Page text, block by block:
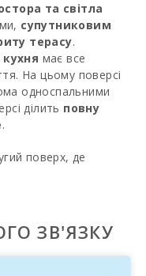
та світла
супутниковим
терасу.
має все
На цьому поверсі
односпальними
ділить повну
.
поверх, де
з вами без
природного
видом на село та
ЗВ'ЯЗКУ